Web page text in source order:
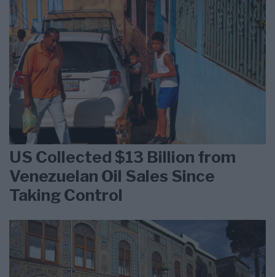
US Collected $13 Billion from
Venezuelan Oil Sales Since
Taking Control